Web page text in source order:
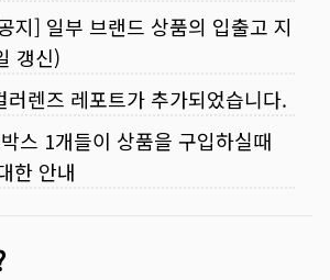
지] 일부 브랜드 상품의 입출고 지
갱신)
러렌즈 레포트가 추가되었습니다.
스 1개들이 상품을 구입하실때
한 안내